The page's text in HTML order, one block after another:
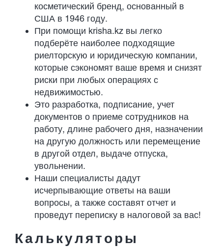
косметический бренд, основанный в
США в 1946 году.
При помощи krisha.kz вы легко
подберёте наиболее подходящие
риелторскую и юридическую компании,
которые сэкономят ваше время и снизят
риски при любых операциях с
недвижимостью.
Это разработка, подписание, учет
документов о приеме сотрудников на
работу, длине рабочего дня, назначении
на другую должность или перемещение
в другой отдел, выдаче отпуска,
увольнении.
Наши специалисты дадут
исчерпывающие ответы на ваши
вопросы, а также составят отчет и
проведут переписку в налоговой за вас!
Калькуляторы